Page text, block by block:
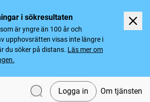
i sökresultaten
är yngre än 100 år och
upphovsrätten visas inte längre i
du söker på distans. Läs mer om
Logga in Om tjänsten